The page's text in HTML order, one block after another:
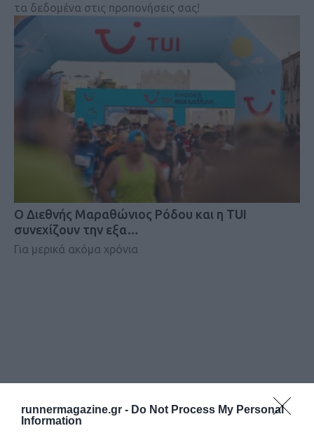
runnermagazine.gr - Do Not Process My Personal
Information
τα δεδομένα στις προπονήσεις σας!
Ο Διεθνής Μαραθώνιος Ρόδου και η TUI
συνεχίζουν την εξα…
Για μερικά ακόμα χρόνια